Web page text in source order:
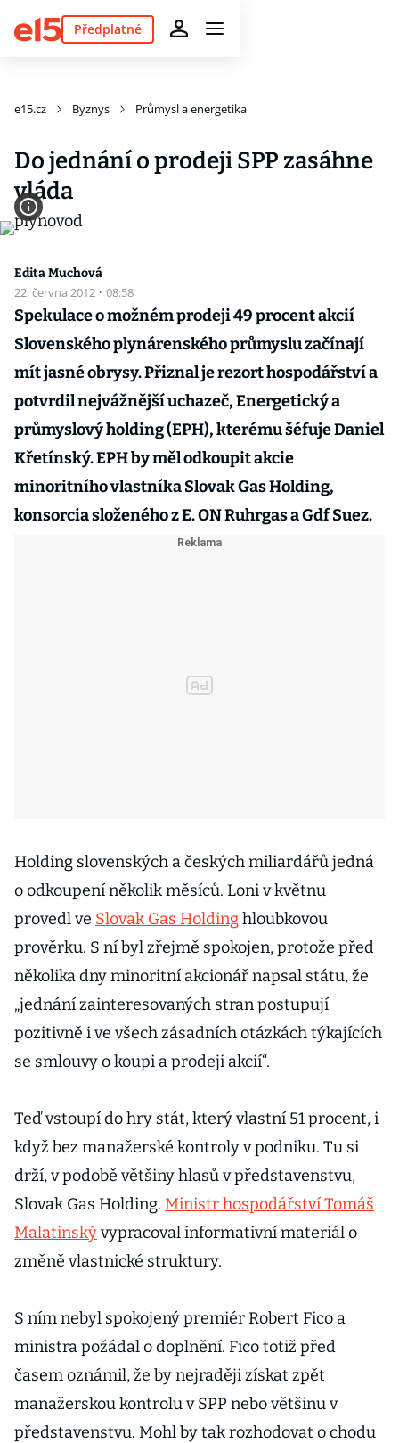
Předplatné
e15.cz Byznys Průmysl a energetika
Do jednání o prodeji SPP zasáhne
vláda
Edita Muchová
22. června 2012 · 08:58
Spekulace o možném prodeji 49 procent akcií
Slovenského plynárenského průmyslu začínají
mít jasné obrysy. Přiznal je rezort hospodářství a
potvrdil nejvážnější uchazeč, Energetický a
průmyslový holding (EPH), kterému šéfuje Daniel
Křetínský. EPH by měl odkoupit akcie
minoritního vlastníka Slovak Gas Holding,
konsorcia složeného z E. ON Ruhrgas a Gdf Suez.
Holding slovenských a českých miliardářů jedná
o odkoupení několik měsíců. Loni v květnu
provedl ve Slovak Gas Holdinghloubkovou
prověrku. S ní byl zřejmě spokojen, protože před
několika dny minoritní akcionář napsal státu, že
„jednání zainteresovaných stran postupují
pozitivně i ve všech zásadních otázkách týkajících
se smlouvy o koupi a prodeji akcií“.
Teď vstoupí do hry stát, který vlastní 51 procent, i
když bez manažerské kontroly v podniku. Tu si
drží, v podobě většiny hlasů v představenstvu,
Slovak Gas Holding. Ministr hospodářství Tomáš
Malatinskývypracoval informativní materiál o
změně vlastnické struktury.
S ním nebyl spokojený premiér Robert Fico a
ministra požádal o doplnění. Fico totiž před
časem oznámil, že by nejraději získat zpět
manažerskou kontrolu v SPP nebo většinu v
představenstvu. Mohl by tak rozhodovat o chodu